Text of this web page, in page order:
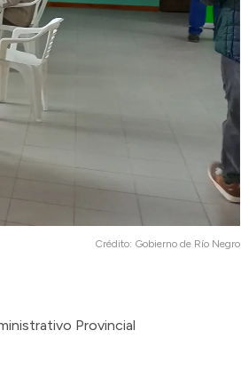
Crédito: Gobierno de Río Negro
Provincial